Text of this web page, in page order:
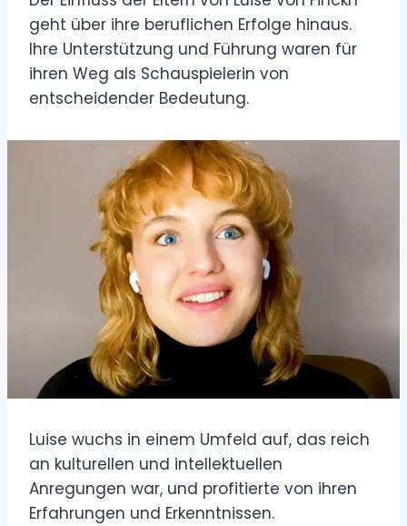
geht über ihre beruflichen Erfolge hinaus.
Ihre Unterstützung und Führung waren für
ihren Weg als Schauspielerin von
entscheidender Bedeutung.
Luise wuchs in einem Umfeld auf, das reich
an kulturellen und intellektuellen
Anregungen war, und profitierte von ihren
Erfahrungen und Erkenntnissen.